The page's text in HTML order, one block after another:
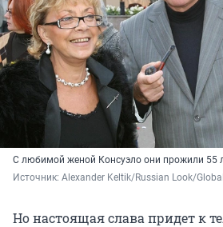
С любимой женой Консуэло они прожили 55
Источник: Alexander Keltik/Russian Look/
Но настоящая слава придет к